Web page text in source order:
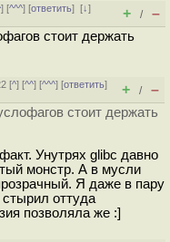
] [^^^] [ответить][↓]
+ / –
стоит держать
[^] [^^] [^^^] [ответить]
+ / –
стоит держать
Унутрях glibc давно
монстр. А в мусли
Я даже в пару
оттуда
позволяла же :]